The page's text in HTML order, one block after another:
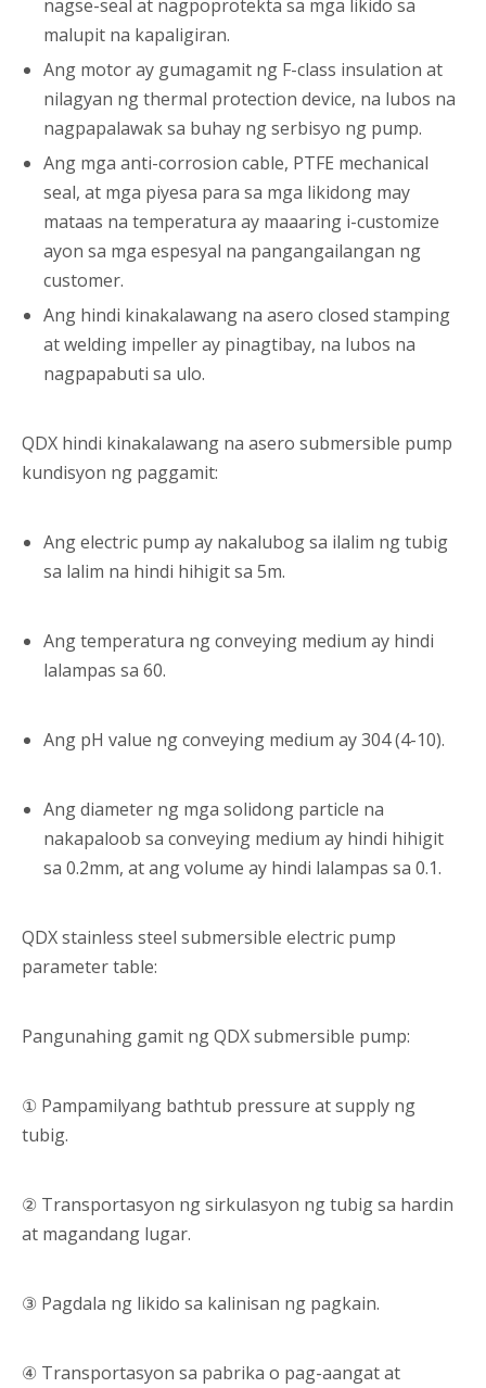
nagse-seal at nagpoprotekta sa mga likido sa
malupit na kapaligiran.
Ang motor ay gumagamit ng F-class insulation at
nilagyan ng thermal protection device, na lubos na
nagpapalawak sa buhay ng serbisyo ng pump.
Ang mga anti-corrosion cable, PTFE mechanical
seal, at mga piyesa para sa mga likidong may
mataas na temperatura ay maaaring i-customize
ayon sa mga espesyal na pangangailangan ng
customer.
Ang hindi kinakalawang na asero closed stamping
at welding impeller ay pinagtibay, na lubos na
nagpapabuti sa ulo.
QDX hindi kinakalawang na asero submersible pump
kundisyon ng paggamit:
Ang electric pump ay nakalubog sa ilalim ng tubig
sa lalim na hindi hihigit sa 5m.
Ang temperatura ng conveying medium ay hindi
lalampas sa 60.
Ang pH value ng conveying medium ay 304 (4-10).
Ang diameter ng mga solidong particle na
nakapaloob sa conveying medium ay hindi hihigit
sa 0.2mm, at ang volume ay hindi lalampas sa 0.1.
QDX stainless steel submersible electric pump
parameter table:
Pangunahing gamit ng QDX submersible pump:
① Pampamilyang bathtub pressure at supply ng
tubig.
② Transportasyon ng sirkulasyon ng tubig sa hardin
at magandang lugar.
③ Pagdala ng likido sa kalinisan ng pagkain.
④ Transportasyon sa pabrika o pag-aangat at